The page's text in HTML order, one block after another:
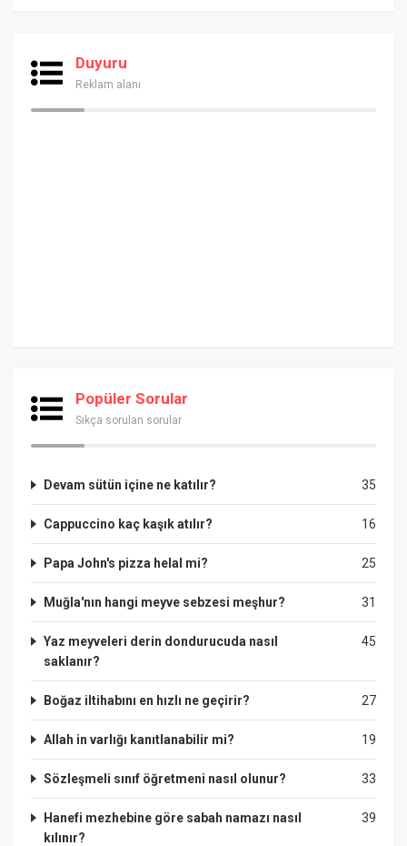
Duyuru
Reklam alanı
Popüler Sorular
Sıkça sorulan sorular
35
Devam sütün içine ne katılır?
16
Cappuccino kaç kaşık atılır?
25
Papa John's pizza helal mi?
31
Muğla'nın hangi meyve sebzesi meşhur?
45
Yaz meyveleri derin dondurucuda nasıl
saklanır?
27
Boğaz iltihabını en hızlı ne geçirir?
19
Allah in varlığı kanıtlanabilir mi?
33
Sözleşmeli sınıf öğretmeni nasıl olunur?
39
Hanefi mezhebine göre sabah namazı nasıl
kılınır?